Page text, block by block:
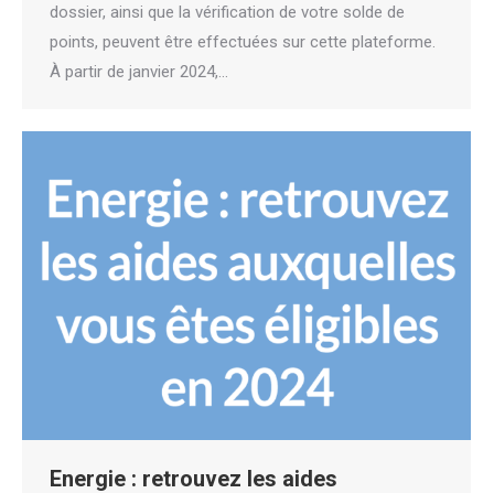
dossier, ainsi que la vérification de votre solde de
points, peuvent être effectuées sur cette plateforme.
À partir de janvier 2024,…
Energie : retrouvez les aides